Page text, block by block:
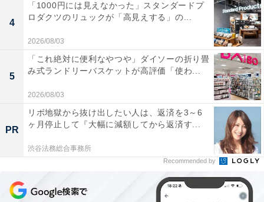
「天童温泉 ほほえみの宿 滝の湯」の口コミは？
「天童温泉 ほほえみの宿 滝の湯」には、以下のような口
コミが寄せられています。
豊富な品数の朝食バイキングや会席料理がどれも美
味しい
4
「1000円には見えなかった」スタンダードプ
ロダクツのリュックが「高見えする」の...
2026/08/03
5
「これ絶対に便利なやつや」ダイソーの折り畳
み式ランドリーバスケットが高評価「使わ...
2026/08/03
PR
リボ地獄から抜け出したい人は、返済を3～6
ヶ月停止して『大幅に減額してから返済す...
渋谷法務総合事務所
Recommended by